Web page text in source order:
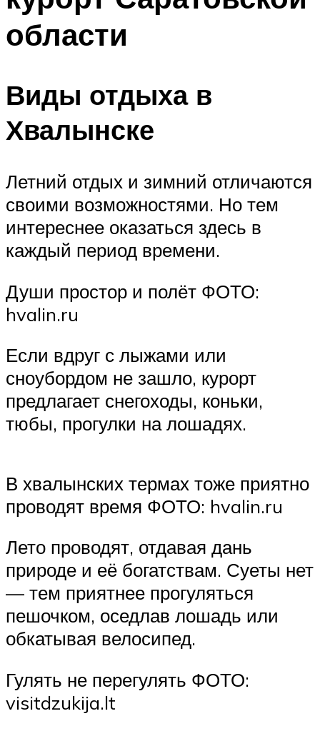
области
Виды отдыха в
Хвалынске
Летний отдых и зимний отличаются
своими возможностями. Но тем
интереснее оказаться здесь в
каждый период времени.
Души простор и полёт ФОТО:
hvalin.ru
Если вдруг с лыжами или
сноубордом не зашло, курорт
предлагает снегоходы, коньки,
тюбы, прогулки на лошадях.
В хвалынских термах тоже приятно
проводят время ФОТО: hvalin.ru
Лето проводят, отдавая дань
природе и её богатствам. Суеты нет
— тем приятнее прогуляться
пешочком, оседлав лошадь или
обкатывая велосипед.
Гулять не перегулять ФОТО:
visitdzukija.lt